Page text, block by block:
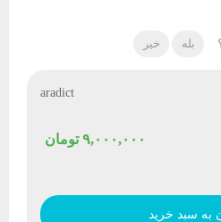
بله خیر
aradict
تومان۹,۰۰۰,۰۰۰
به سبد خرید